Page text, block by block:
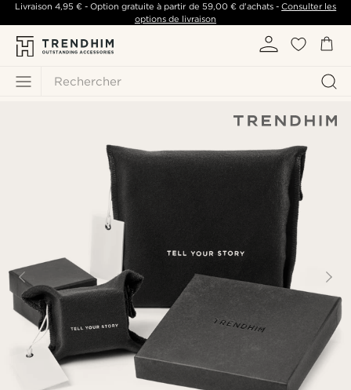
Rechercher
Livraison 4,95 €- Option gratuite à partir de 59,00 €d'achats -Consulter les
options de livraison